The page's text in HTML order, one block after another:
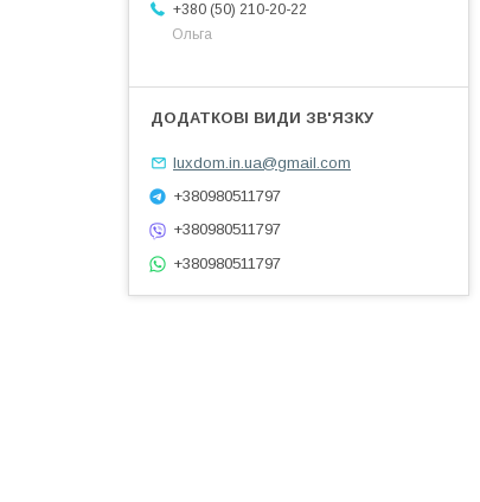
+380 (50) 210-20-22
Ольга
luxdom.in.ua@gmail.com
+380980511797
+380980511797
+380980511797